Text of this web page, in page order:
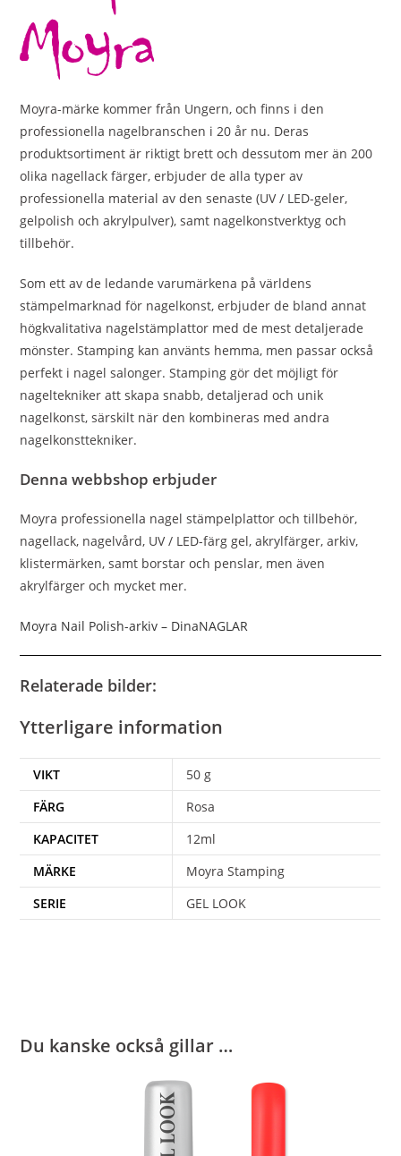
Moyra-märke kommer från Ungern, och finns i den
professionella nagelbranschen i 20 år nu. Deras
produktsortiment är riktigt brett och dessutom mer än 200
olika nagellack färger, erbjuder de alla typer av
professionella material av den senaste (UV / LED-geler,
gelpolish och akrylpulver), samt nagelkonstverktyg och
tillbehör.
Som ett av de ledande varumärkena på världens
stämpelmarknad för nagelkonst, erbjuder de bland annat
högkvalitativa nagelstämplattor med de mest detaljerade
mönster. Stamping kan använts hemma, men passar också
perfekt i nagel salonger. Stamping gör det möjligt för
nageltekniker att skapa snabb, detaljerad och unik
nagelkonst, särskilt när den kombineras med andra
nagelkonsttekniker.
Denna webbshop erbjuder
Moyra professionella nagel stämpelplattor och tillbehör,
nagellack, nagelvård, UV / LED-färg gel, akrylfärger, arkiv,
klistermärken, samt borstar och penslar, men även
akrylfärger och mycket mer.
Moyra Nail Polish-arkiv – DinaNAGLAR
Relaterade bilder:
Ytterligare information
VIKT
50 g
FÄRG
Rosa
KAPACITET
12ml
MÄRKE
Moyra Stamping
SERIE
GEL LOOK
Du kanske också gillar …